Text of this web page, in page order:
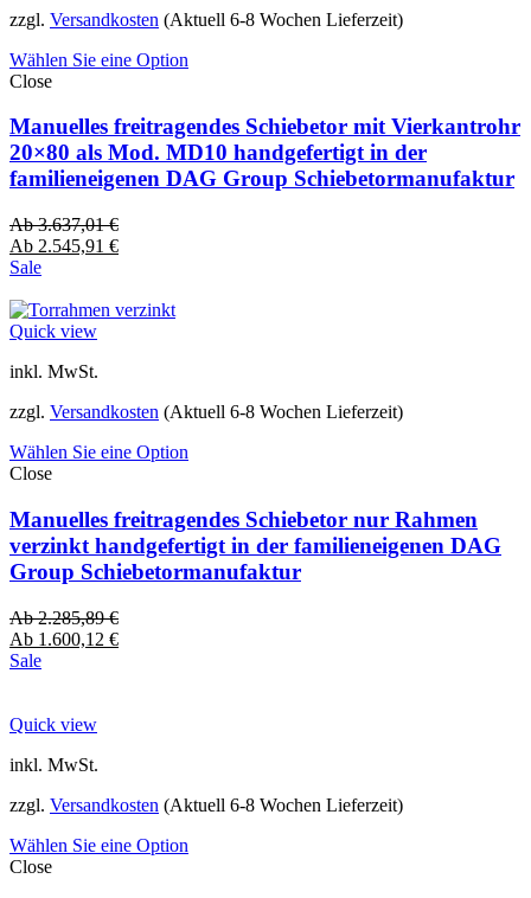
zzgl. Versandkosten (Aktuell 6-8 Wochen Lieferzeit)
Wählen Sie eine Option
Close
Manuelles freitragendes Schiebetor mit Vierkantrohr
20×80 als Mod. MD10 handgefertigt in der
familieneigenen DAG Group Schiebetormanufaktur
Ab3.637,01€
Ab 2.545,91 €
Sale
Quick view
inkl. MwSt.
zzgl. Versandkosten (Aktuell 6-8 Wochen Lieferzeit)
Wählen Sie eine Option
Close
Manuelles freitragendes Schiebetor nur Rahmen
verzinkt handgefertigt in der familieneigenen DAG
Group Schiebetormanufaktur
Ab2.285,89€
Ab 1.600,12 €
Sale
Quick view
inkl. MwSt.
zzgl. Versandkosten (Aktuell 6-8 Wochen Lieferzeit)
Wählen Sie eine Option
Close